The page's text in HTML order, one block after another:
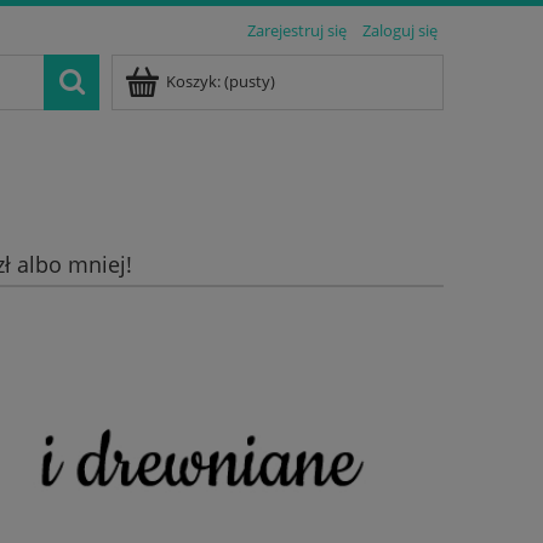
Zarejestruj się Zaloguj się
Koszyk:(pusty)
albo mniej!